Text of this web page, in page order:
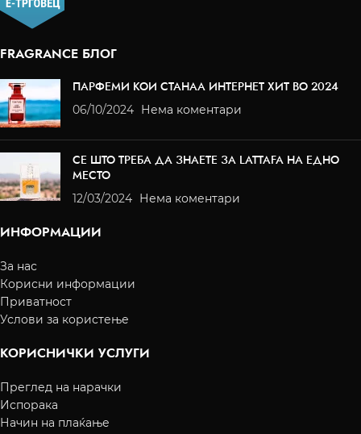
FRAGRANCE БЛОГ
ПАРФЕМИ КОИ СТАНАА ИНТЕРНЕТ ХИТ ВО 2024
06/10/2024 Нема коментари
СЕ ШТО ТРЕБА ДА ЗНАЕТЕ ЗА LATTAFA НА ЕДНО
МЕСТО
12/03/2024 Нема коментари
ИНФОРМАЦИИ
За нас
Корисни информации
Приватност
Услови за користење
КОРИСНИЧКИ УСЛУГИ
Преглед на нарачки
Испорака
Начин на плаќање